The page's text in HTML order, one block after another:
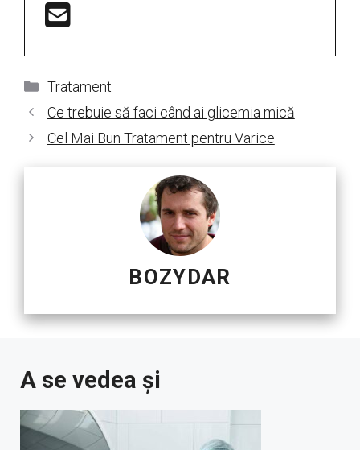
Categorii
Tratament
Ce trebuie să faci când ai glicemia mică
Cel Mai Bun Tratament pentru Varice
BOZYDAR
A se vedea și